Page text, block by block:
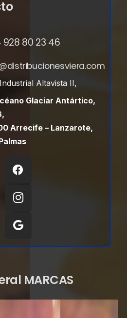
928 80 23 46
Altavista II,
Glaciar Antártico,
Arrecife – Lanzarote,
MARCAS